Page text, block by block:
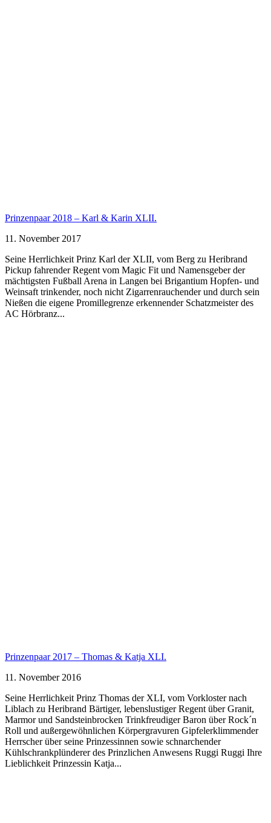
Prinzenpaar 2018 – Karl & Karin XLII.
11. November 2017
Seine Herrlichkeit Prinz Karl der XLII, vom Berg zu Heribrand
Pickup fahrender Regent vom Magic Fit und Namensgeber der
mächtigsten Fußball Arena in Langen bei Brigantium Hopfen- und
Weinsaft trinkender, noch nicht Zigarrenrauchender und durch sein
Nießen die eigene Promillegrenze erkennender Schatzmeister des
AC Hörbranz...
Prinzenpaar 2017 – Thomas & Katja XLI.
11. November 2016
Seine Herrlichkeit Prinz Thomas der XLI, vom Vorkloster nach
Liblach zu Heribrand Bärtiger, lebenslustiger Regent über Granit,
Marmor und Sandsteinbrocken Trinkfreudiger Baron über Rock´n
Roll und außergewöhnlichen Körpergravuren Gipfelerklimmender
Herrscher über seine Prinzessinnen sowie schnarchender
Kühlschrankplünderer des Prinzlichen Anwesens Ruggi Ruggi Ihre
Lieblichkeit Prinzessin Katja...